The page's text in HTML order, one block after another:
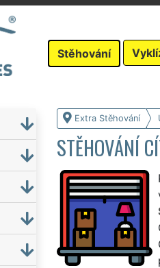
Stěhování
Extra Stěhování
STĚHOVÁNÍ